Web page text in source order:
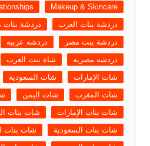
Makeup & Skincare
دردشة بنات العرب
دردشة بنات
دردشة بنت مصر
دردشه عربيه
دردشه مصريه
شاة بنت العرب
شات الإمارات
شات السعودية
شات المغرب
شات اليمن
شات بنات الإمارات
شات بنات
شات بنات السعودية
شات بنات